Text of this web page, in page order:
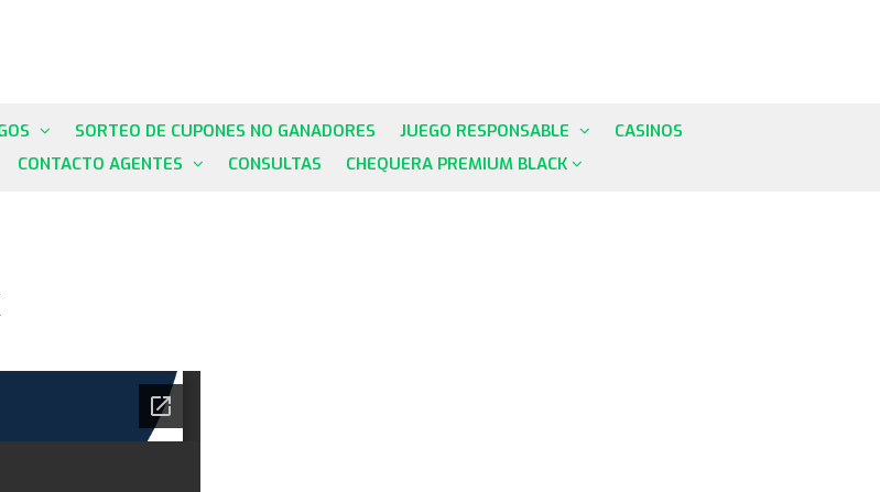
SORTEO DE CUPONES NO GANADORES JUEGO RESPONSABLE
CASINOS
CONTACTO AGENTES CONSULTAS CHEQUERA PREMIUM BLACK